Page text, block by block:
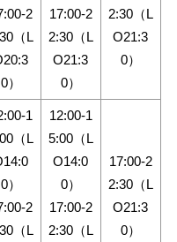
2
（L
0）
17:00-2
2:30（L
O21:3
0）
2:30（L
O21:3
0）
1
（L
0）
2
（L
12:00-1
5:00（L
O14:0
0）
17:00-2
2:30（L
17:00-2
2:30（L
O21:3
0）